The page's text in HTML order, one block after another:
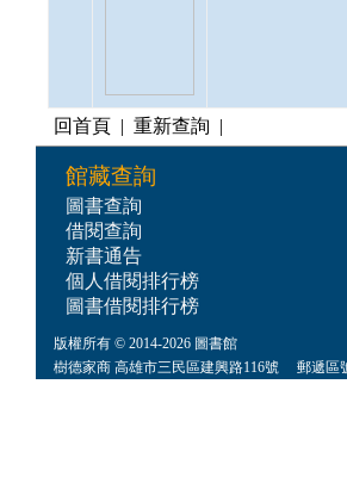
回首頁 | 重新查詢 |
館藏查詢
圖書查詢
借閱查詢
新書通告
個人借閱排行榜
圖書借閱排行榜
版權所有 © 2014-2026 圖書館
樹德家商 高雄市三民區建興路116號 郵遞區